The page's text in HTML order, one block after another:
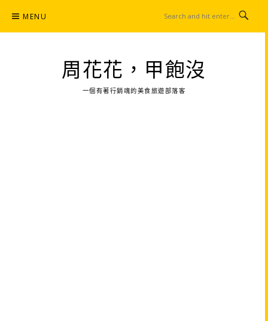
content
MENU
周花花，甲飽沒
一個有著行銷魂的美食旅遊部落客